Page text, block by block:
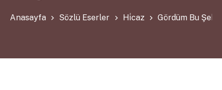
Anasayfa Sözlü Eserler Hi̇caz Gördüm Bu Şeb